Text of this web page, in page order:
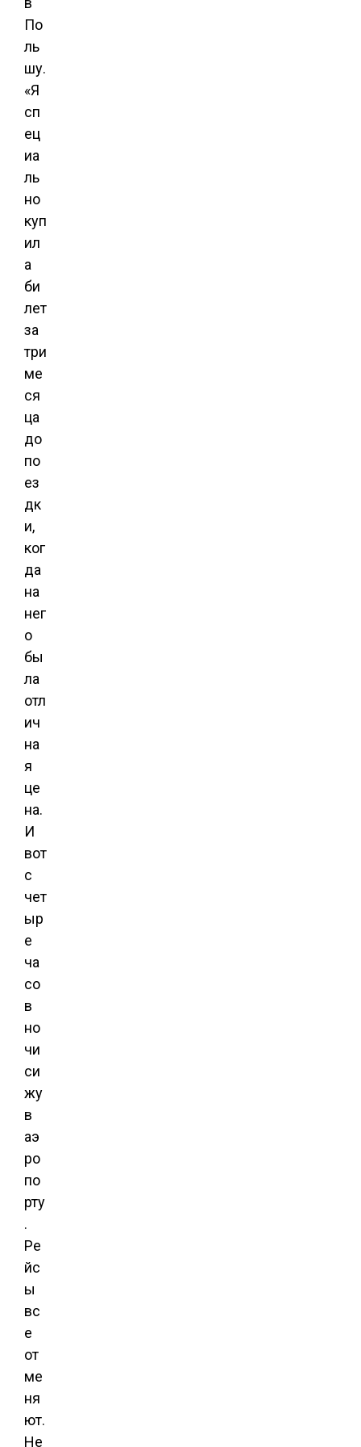
По
ль
шу.
«Я
сп
ец
иа
ль
но
куп
ил
а
би
лет
за
три
ме
ся
ца
до
по
ез
дк
и,
ког
да
на
нег
о
бы
ла
отл
ич
на
я
це
на.
И
вот
с
чет
ыр
е
ча
со
в
но
чи
си
жу
в
аэ
ро
по
рту
.
Ре
йс
ы
вс
е
от
ме
ня
ют.
Не